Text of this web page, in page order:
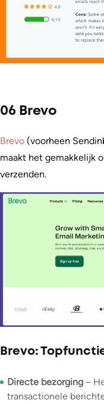
06 Brevo
Brevo (voorheen
maakt het gemakkelijk
verzenden.
Brevo:
Directe bezorging –
transactionele